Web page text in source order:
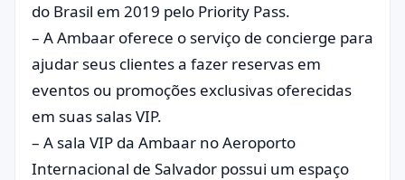
do Brasil em 2019 pelo Priority Pass.
– A Ambaar oferece o serviço de concierge para
ajudar seus clientes a fazer reservas em
eventos ou promoções exclusivas oferecidas
em suas salas VIP.
– A sala VIP da Ambaar no Aeroporto
Internacional de Salvador possui um espaço